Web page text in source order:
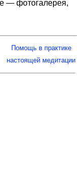
— фотогалерея,
Помощь в практике
настоящей медитации